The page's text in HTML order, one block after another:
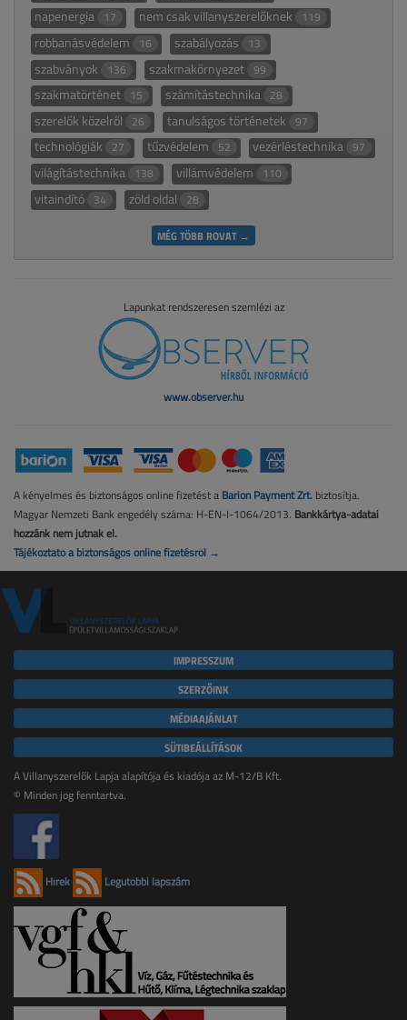
napenergia 17 nem csak villanyszerelőknek 119
robbanásvédelem 16 szabályozás 13
szabványok 136 szakmakörnyezet 99
szakmatörténet 15 számítástechnika 28
szerelők közelről 26 tanulságos történetek 97
technológiák 27 tűzvédelem 52 vezérléstechnika 97
világítástechnika 138 villámvédelem 110
vitaindító 34 zöld oldal 28
MÉG TÖBB ROVAT →
Lapunkat rendszeresen szemlézi az
www.observer.hu
A kényelmes és biztonságos online fizetést a Barion Payment Zrt. biztosítja.
Magyar Nemzeti Bank engedély száma: H-EN-I-1064/2013. Bankkártya-adatai
hozzánk nem jutnak el.
Tájékoztató a biztonságos online fizetésről →
IMPRESSZUM
SZERZŐINK
MÉDIAAJÁNLAT
SÜTIBEÁLLÍTÁSOK
A Villanyszerelők Lapja alapítója és kiadója az M-12/B Kft.
© Minden jog fenntartva.
Hírek Legutóbbi lapszám